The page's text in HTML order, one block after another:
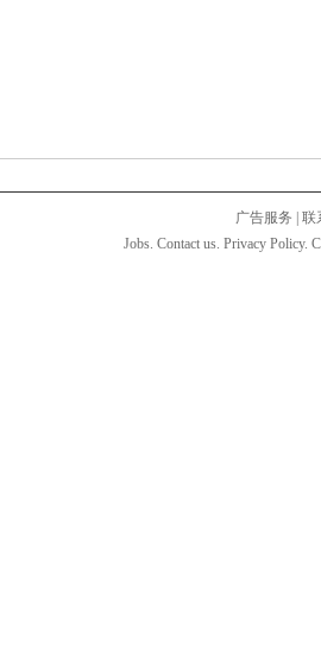
广告服务
联
Jobs. Contact us. Privacy Policy.